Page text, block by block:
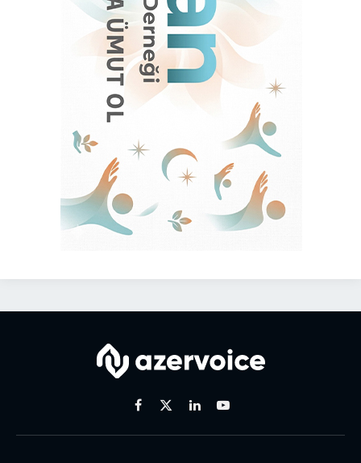
Facebook
X
LinkedinYoutube